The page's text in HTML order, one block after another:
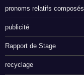
pronoms relatifs composés
publicité
Rapport de Stage
recyclage